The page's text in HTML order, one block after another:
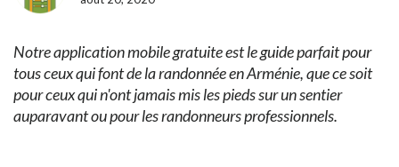
Notre application mobile gratuite est le guide parfait pour
tous ceux qui font de la randonnée en Arménie, que ce soit
pour ceux qui n'ont jamais mis les pieds sur un sentier
auparavant ou pour les randonneurs professionnels.